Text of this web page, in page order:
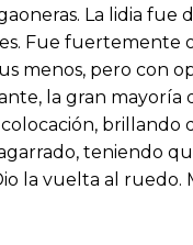
La lidia
Fue fuertemente
menos, pero con
la gran
brillando
teniendo
la vuelta al ruedo.